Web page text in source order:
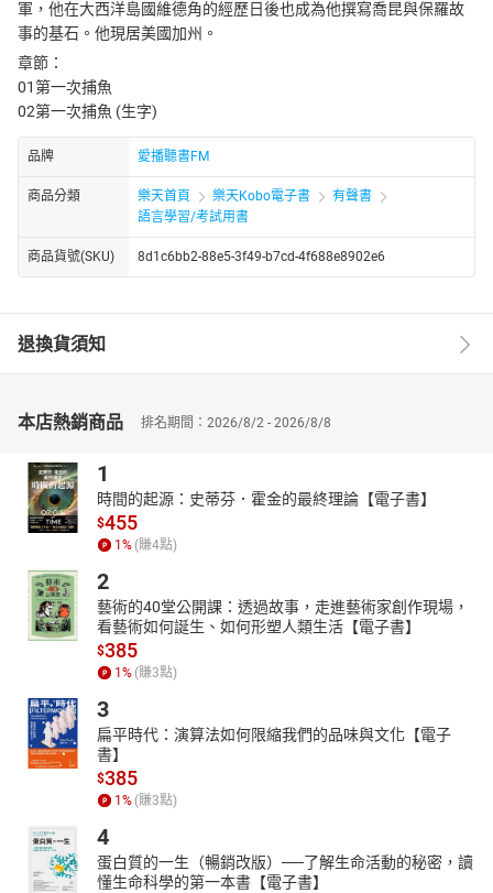
軍，他在大西洋島國維德角的經歷日後也成為他撰寫喬昆與保羅故
事的基石。他現居美國加州。
章節：
01第一次捕魚
02第一次捕魚 (生字)
品牌 愛播聽書FM
商品分類 樂天首頁 樂天Kobo電子書
有聲書
語言學習/考試用書
商品貨號(SKU) 8d1c6bb2-88e5-3f49-b7cd-4f688e8902e6
退換貨須知
本店熱銷商品 排名期間：2026/8/2 - 2026/8/8
1
時間的起源：史蒂芬．霍金的最終理論【電子書】
$455
1 % (賺4點)
2
藝術的40堂公開課：透過故事，走進藝術家創作現場，
看藝術如何誕生、如何形塑人類生活【電子書】
$385
1 % (賺3點)
3
扁平時代：演算法如何限縮我們的品味與文化【電子
書】
$385
1 % (賺3點)
4
蛋白質的一生（暢銷改版）──了解生命活動的秘密，讀
懂生命科學的第一本書【電子書】